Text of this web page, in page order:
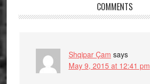
COMMENTS
Shqipar Çam says
May 9, 2015 at 12:41 pm